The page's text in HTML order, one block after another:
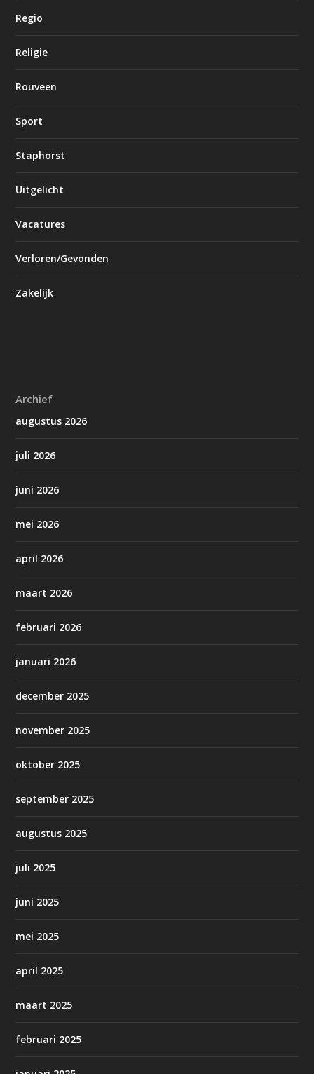
Regio
Religie
Rouveen
Sport
Staphorst
Uitgelicht
Vacatures
Verloren/Gevonden
Zakelijk
Archief
augustus 2026
juli 2026
juni 2026
mei 2026
april 2026
maart 2026
februari 2026
januari 2026
december 2025
november 2025
oktober 2025
september 2025
augustus 2025
juli 2025
juni 2025
mei 2025
april 2025
maart 2025
februari 2025